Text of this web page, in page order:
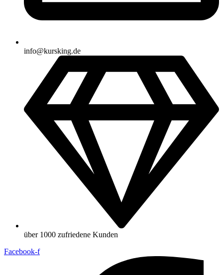
info@kursking.de
über 1000 zufriedene Kunden
Facebook-f